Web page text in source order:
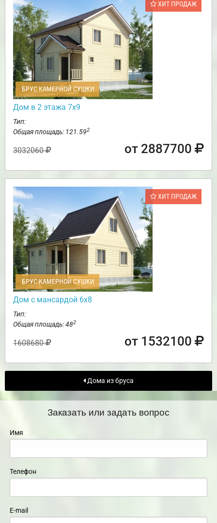
ХИТ ПРОДАЖ
БРУС КАМЕРНОЙ СУШКИ
Дом в 2 этажа 7х9
Тип:
Общая площадь: 121.592
3032060 от 2887700
ХИТ ПРОДАЖ
БРУС КАМЕРНОЙ СУШКИ
Дом с мансардой 6х8
Тип:
Общая площадь: 482
1608680 от 1532100
Дома из бруса
Заказать или задать вопрос
Имя
Телефон
E-mail